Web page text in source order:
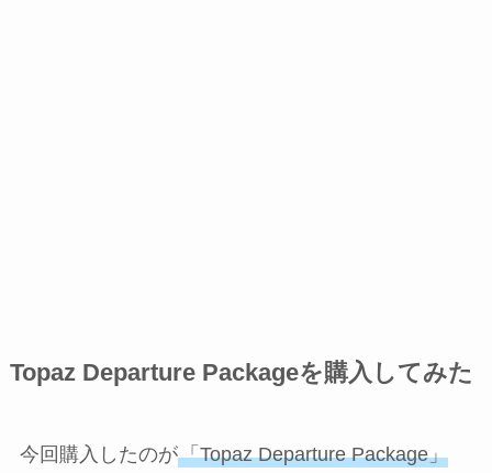
Topaz Departure Packageを購入してみた
今回購入したのが「Topaz Departure Package」